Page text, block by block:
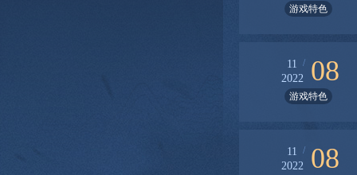
游戏特色
11
2022
08
/
游戏特色
11
2022
08
/